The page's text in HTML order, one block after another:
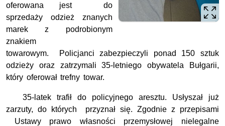
oferowana jest do
sprzedaży odzież znanych
marek z podrobionym
znakiem
towarowym. Policjanci zabezpieczyli ponad 150 sztuk
odzieży oraz zatrzymali 35-letniego obywatela Bułgarii,
który oferował trefny towar.
35-latek trafił do policyjnego aresztu. Usłyszał już
zarzuty, do których przyznał się. Zgodnie z przepisami
Ustawy prawo własności przemysłowej nielegalne